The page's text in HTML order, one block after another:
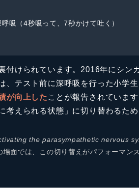
吸（4秒吸って、7秒かけて吐く）
付けられています。2016年にシン
、テスト前に深呼吸を行った小学生
が向上した ことが報告されていま
考えられる状態」に切り替わるため
the parasympathetic nervous
面では、この切り替えがパフォーマン